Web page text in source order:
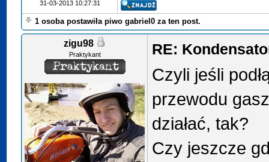
31-03-2013 10:27:31
1 osoba postawiła piwo gabriel0 za ten post.
zigu98
Praktykant RE:
Czyli jeśli
przewodu
działać, tak?
Czy jeszcze